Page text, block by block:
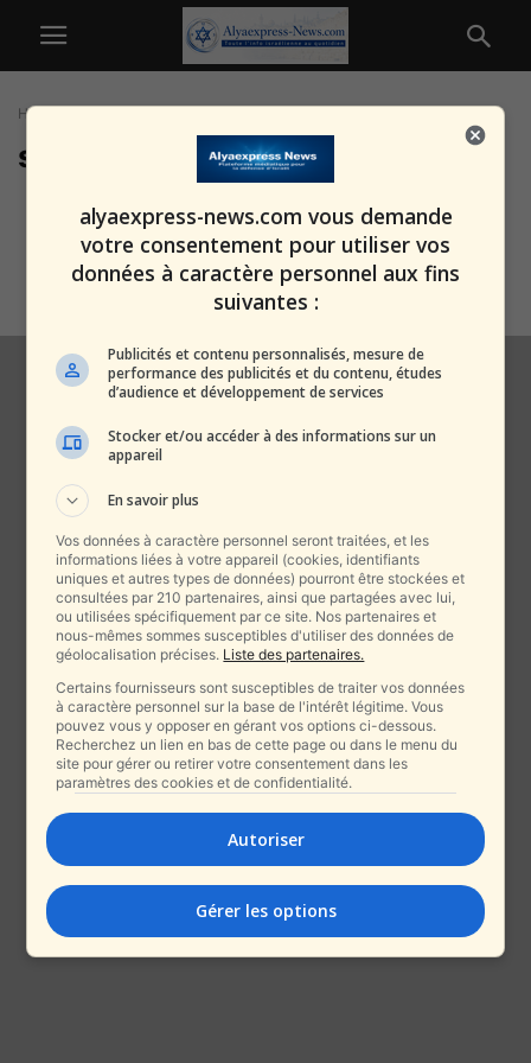
Home
suicide adolescent
Tragédie à Rishon LeTsion :
Milena Bobkova, 14 ans, saute
du...
alxprss_sab
alyaexpress-news.com vous demande
votre consentement pour utiliser vos
données à caractère personnel aux fins
suivantes :
Publicités et contenu personnalisés, mesure de
performance des publicités et du contenu, études
d’audience et développement de services
Stocker et/ou accéder à des informations sur un
appareil
En savoir plus
Vos données à caractère personnel seront traitées, et les
informations liées à votre appareil (cookies, identifiants
uniques et autres types de données) pourront être stockées et
consultées par 210 partenaires, ainsi que partagées avec lui,
ou utilisées spécifiquement par ce site. Nos partenaires et
nous-mêmes sommes susceptibles d'utiliser des données de
géolocalisation précises. Liste des partenaires.
Certains fournisseurs sont susceptibles de traiter vos données
à caractère personnel sur la base de l'intérêt légitime. Vous
pouvez vous y opposer en gérant vos options ci-dessous.
Recherchez un lien en bas de cette page ou dans le menu du
site pour gérer ou retirer votre consentement dans les
paramètres des cookies et de confidentialité.
Autoriser
Gérer les options